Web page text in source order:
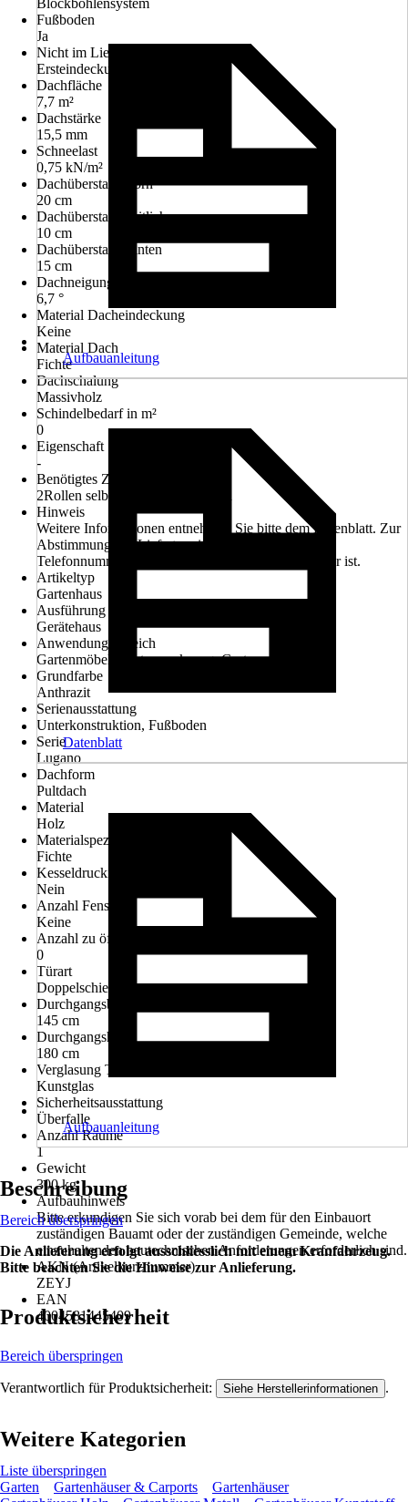
Blockbohlensystem
Fußboden
Ja
Nicht im Lieferumfang enthalten
Ersteindeckung Dach
Dachfläche
7,7 m²
Dachstärke
15,5 mm
Schneelast
0,75 kN/m²
Dachüberstand vorn
20 cm
Dachüberstand seitlich
10 cm
Dachüberstand hinten
15 cm
Dachneigung
6,7 °
Material Dacheindeckung
Keine
Material Dach
Fichte
Dachschalung
Massivholz
Schindelbedarf in m²
0
Eigenschaft
-
Benötigtes Zubehör
2Rollen selbstklebende Dachbahn
Hinweis
Weitere Informationen entnehmen Sie bitte dem Datenblatt. Zur
Abstimmung des Liefertermines bitte Handy- oder
Telefonnummer angeben, welche tagsüber erreichbar ist.
Artikeltyp
Gartenhaus
Ausführung
Gerätehaus
Anwendungsbereich
Gartenmöbel, Gartenwerkzeug, Gartenmaschinen
Grundfarbe
Anthrazit
Serienausstattung
Unterkonstruktion, Fußboden
Serie
Lugano
Dachform
Pultdach
Material
Holz
Materialspezifizierung
Fichte
Kesseldruckimprägniert
Nein
Anzahl Fenster
Keine
Anzahl zu öffnender Fenster
0
Türart
Doppelschiebetür
Durchgangsbreite
145 cm
Durchgangshöhe
180 cm
Verglasung Tür
Kunstglas
Sicherheitsausstattung
Überfalle
Anzahl Räume
1
Gewicht
300 kg
Aufbauhinweis
Bitte erkundigen Sie sich vorab bei dem für den Einbauort
zuständigen Bauamt oder der zuständigen Gemeinde, welche
einzuhaltenden bautechnischen Anforderungen erforderlich sind.
AKN (Artikelkurznummer)
ZEYJ
EAN
4004581445409
Aufbauanleitung
Datenblatt
Aufbauanleitung
Beschreibung
Bereich überspringen
Die Anlieferung erfolgt ausschliesslich mit einem Kranfahrzeug.
Bitte beachten Sie die Hinweise zur Anlieferung.
Produktsicherheit
Bereich überspringen
Verantwortlich für Produktsicherheit: Siehe Herstellerinformationen .
Weitere Kategorien
Liste überspringen
Garten
Gartenhäuser & Carports
Gartenhäuser